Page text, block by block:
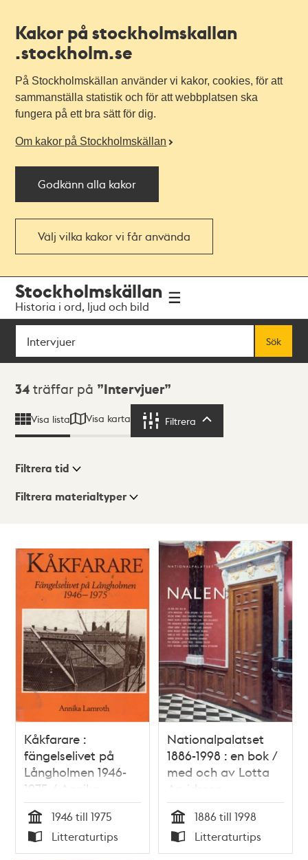
Kakor på stockholmskallan
.stockholm.se
På Stockholmskällan använder vi kakor, cookies, för att
sammanställa statistik och för att webbplatsen ska
fungera på ett bra sätt för dig.
Om kakor på Stockholmskällan
Godkänn alla kakor
Välj vilka kakor vi får använda
navigationen
huvudinnehållet
Stockholmskällan
Historia i ord, ljud och bild
Sök
Sök
Sökresultat
34 träffar på Intervjuer
Visa lista Visa karta Filtrera
Visningsläge
Lista
Karta
Filtrera tid
Filtrera materialtyper
träffar
Kåkfarare :
fängelselivet på
Långholmen 1946-
1975 / Annika
Lamroth
Tid
1946 till 1975
Typ
Litteraturtips
Nationalpalatset
1886-1998 : en bok /
med och av Lotta
Arvidsson
Tid
1886 till 1998
Typ
Litteraturtips